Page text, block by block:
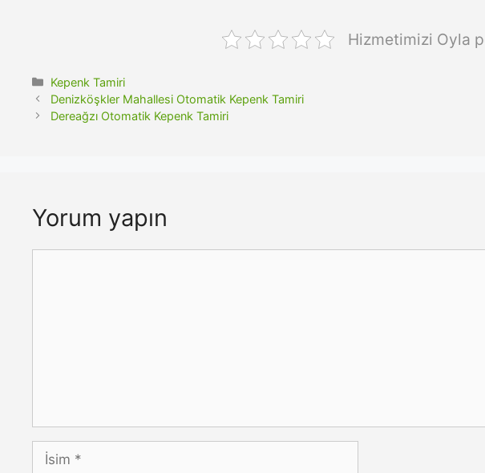
Hizmetimizi Oyla
Kategoriler
Kepenk Tamiri
Denizköşkler Mahallesi Otomatik Kepenk Tamiri
Dereağzı Otomatik Kepenk Tamiri
Yorum yapın
İsim